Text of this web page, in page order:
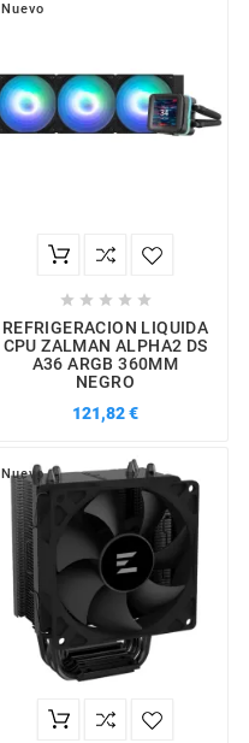
Nuevo
    
REFRIGERACION LIQUIDA
CPU ZALMAN ALPHA2 DS
A36 ARGB 360MM
NEGRO
121,82 €
Nuevo